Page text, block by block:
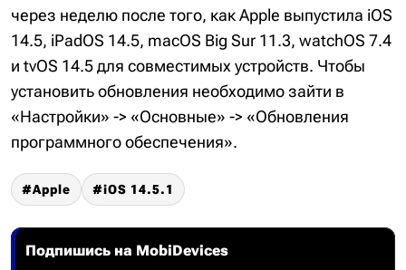
через неделю после того, как Apple выпустила iOS
14.5, iPadOS 14.5, macOS Big Sur 11.3, watchOS 7.4
и tvOS 14.5 для совместимых устройств. Чтобы
установить обновления необходимо зайти в
«Настройки» -> «Основные» -> «Обновления
программного обеспечения».
Apple iOS 14.5.1
Подпишись на MobiDevices